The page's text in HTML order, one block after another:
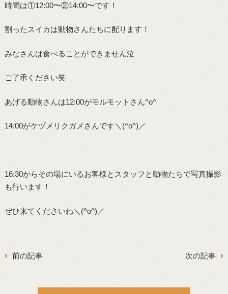
時間は①12:00〜②14:00〜です！
割ったスイカは動物さんたちに配ります！
みなさんは食べることができません泣
ご了承ください笑
あげる動物さんは12:00がモルモットさん^o^
14:00がケヅメリクガメさんです＼(^o^)／
16:30からその場にいるお客様とスタッフと動物たちで写真撮影
も行います！
ぜひ来てくださいね＼(^o^)／
前の記事 次の記事